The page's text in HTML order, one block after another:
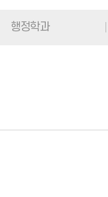
행정학과